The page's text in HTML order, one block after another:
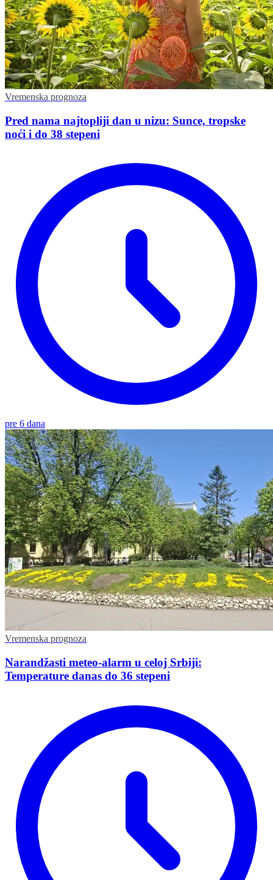
Vremenska prognoza
Pred nama najtopliji dan u nizu: Sunce, tropske
noći i do 38 stepeni
pre 6 dana
Vremenska prognoza
Narandžasti meteo-alarm u celoj Srbiji:
Temperature danas do 36 stepeni